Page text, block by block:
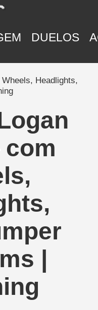
DUELOS
Headlights,
|